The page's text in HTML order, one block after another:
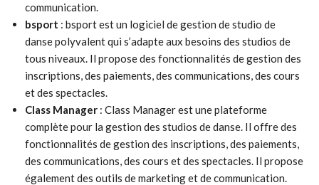
communication.
bsport : bsport est un logiciel de gestion de studio de
danse polyvalent qui s’adapte aux besoins des studios de
tous niveaux. Il propose des fonctionnalités de gestion des
inscriptions, des paiements, des communications, des cours
et des spectacles.
Class Manager : Class Manager est une plateforme
complète pour la gestion des studios de danse. Il offre des
fonctionnalités de gestion des inscriptions, des paiements,
des communications, des cours et des spectacles. Il propose
également des outils de marketing et de communication.